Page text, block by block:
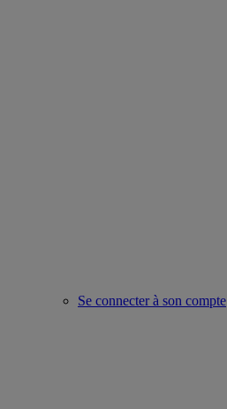
Se connecter à son compte